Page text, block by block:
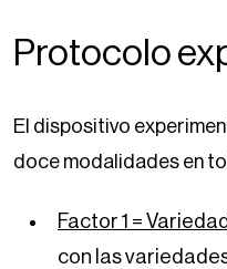
Protocolo
El dispositivo
doce modalidades en
Factor 1 = Variedad
con las